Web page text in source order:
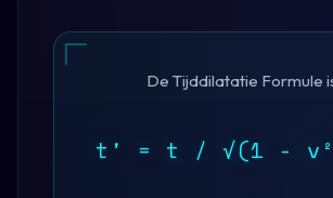
De Tijddilatatie Formule
t' = t / √(1 -